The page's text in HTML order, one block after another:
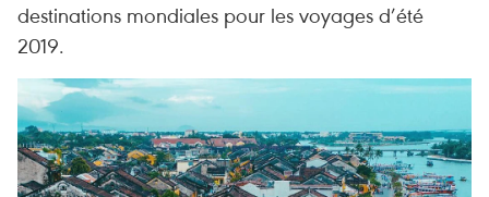
destinations mondiales pour les voyages d’été
2019.